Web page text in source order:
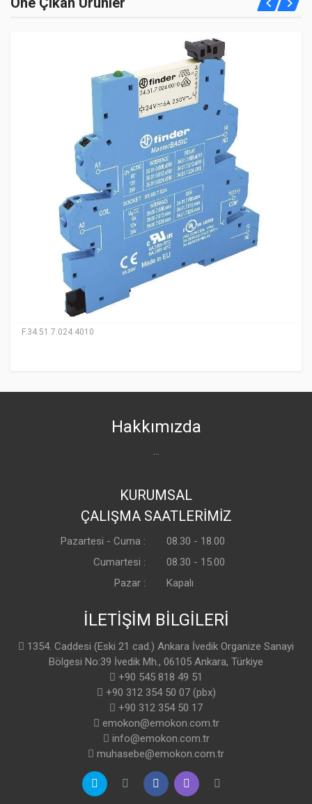
F.34.51.7.024.4010
Hakkımızda
...
KURUMSAL
ÇALIŞMA SAATLERİMİZ
Pazartesi - Cuma :
Cumartesi :
Pazar :
08.30 - 18.00
08.30 - 15.00
Kapalı
İLETİŞİM BİLGİLERİ
1354. Caddesi (Eski 21 cad.) Ankara İvedik Organize Sanayi
Bölgesi No:39 İvedik Mh., 06105 Ankara, Türkiye
+90 545 818 49 51
+90 312 354 50 07 (pbx)
+90 312 354 50 17
emokon@emokon.com.tr
info@emokon.com.tr
muhasebe@emokon.com.tr